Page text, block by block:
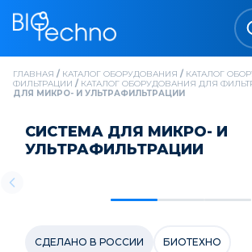
ГЛАВНАЯ / КАТАЛОГ ОБОРУДОВАНИЯ / КАТАЛОГ
ФИЛЬТРАЦИИ / КАТАЛОГ ОБОРУДОВАНИЯ ДЛЯ
ДЛЯ МИКРО- И УЛЬТРАФИЛЬТРАЦИИ
СИСТЕМА ДЛЯ МИКРО- И
УЛЬТРАФИЛЬТРАЦИИ
СДЕЛАНО В РОССИИ БИОТЕХНО